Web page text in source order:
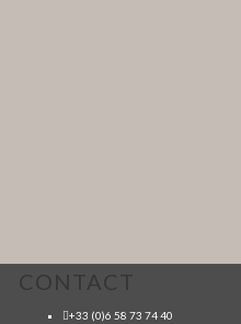
CONTACT
+33 (0)6 58 73 74 40